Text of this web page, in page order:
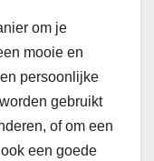
om je
mooie en
persoonlijke
gebruikt
of om een
een goede